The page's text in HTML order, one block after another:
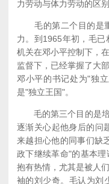
力劳动与体力劳动的区别
毛的第二个目的是重
力。到1965年初，毛已
机关在邓小平控制下，
监督下，已经掌握了大
邓小平的书记处为"独
是"独立王国"。
毛的第三个目的是培
逐渐关心起他身后的问
来越担心他的同事们缺
政下继续革命"的基本
抱有热情，尤其是被人
袖的刘少奇。毛认为刘